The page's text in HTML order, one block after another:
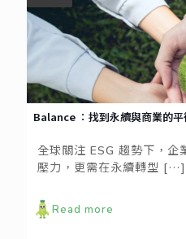
Balance ：找到永續與商業的平
全球關注 ESG 趨勢下，企
壓力，更需在永續轉型 […]
Read more